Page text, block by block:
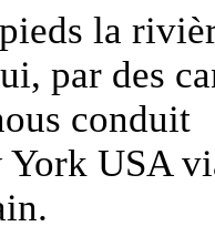
la
par des
conduit
York USA